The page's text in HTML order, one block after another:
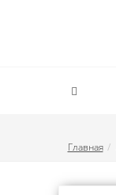
Главная